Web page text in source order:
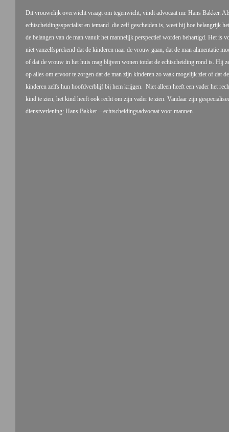
Dit vrouwelijk overwicht vraagt om tegenwicht, vindt advocaat mr. Hans Bakker.
echtscheidingsspecialist en iemand die zelf gescheiden is, weet hij hoe belangrijk
de belangen van de man vanuit het mannelijk perspectief worden behartigd. Het is
niet vanzelfsprekend dat de kinderen naar de vrouw gaan, dat de man alimentatie
of dat de vrouw in het huis mag blijven wonen totdat de echtscheiding rond is. Hij
op alles om ervoor te zorgen dat de man zijn kinderen zo vaak mogelijk ziet of dat de
kinderen zelfs hun hoofdverblijf bij hem krijgen. Niet alleen heeft een vader het
kind te zien, het kind heeft ook recht om zijn vader te zien. Vandaar zijn
dienstverlening: Hans Bakker – echtscheidingsadvocaat voor mannen.